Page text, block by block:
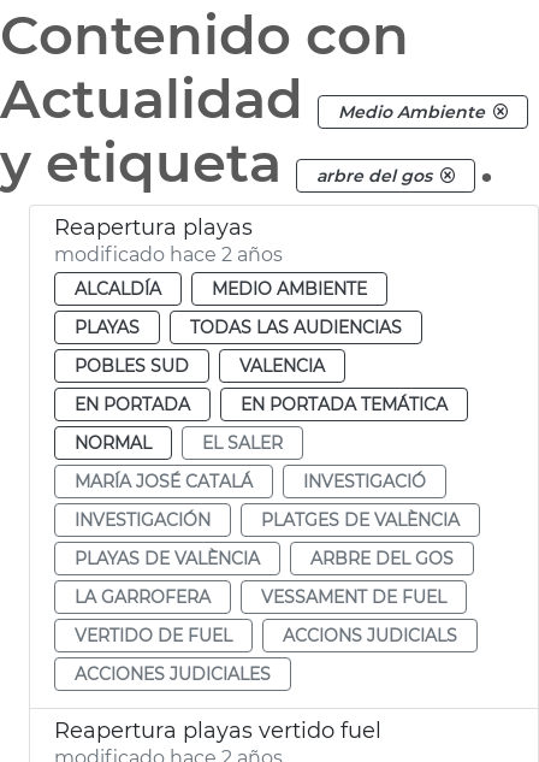
Contenido con
Actualidad
Medio Ambiente
y etiqueta arbre del gos .
Reapertura playas
modificado hace 2 años
ALCALDÍA
MEDIO AMBIENTE
PLAYAS
TODAS LAS AUDIENCIAS
POBLES SUD
VALENCIA
EN PORTADA
EN PORTADA TEMÁTICA
NORMAL
EL SALER
MARÍA JOSÉ CATALÁ
INVESTIGACIÓ
INVESTIGACIÓN
PLATGES DE VALÈNCIA
PLAYAS DE VALÈNCIA
ARBRE DEL GOS
LA GARROFERA
VESSAMENT DE FUEL
VERTIDO DE FUEL
ACCIONS JUDICIALS
ACCIONES JUDICIALES
Reapertura playas vertido fuel
modificado hace 2 años